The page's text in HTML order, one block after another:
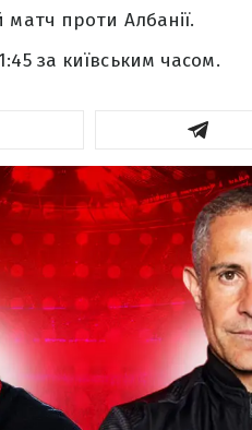
матч проти Албанії.
за київським часом.